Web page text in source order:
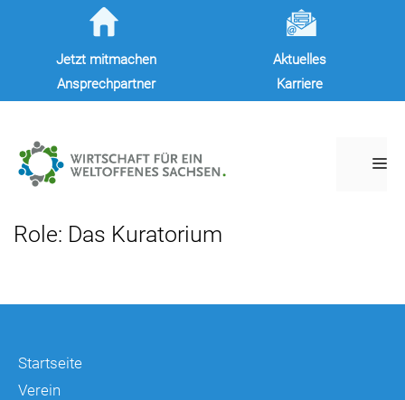
springenJetzt mitmachen
Aktuelles
Ansprechpartner
Karriere
Role: Das Kuratorium
Startseite
Verein